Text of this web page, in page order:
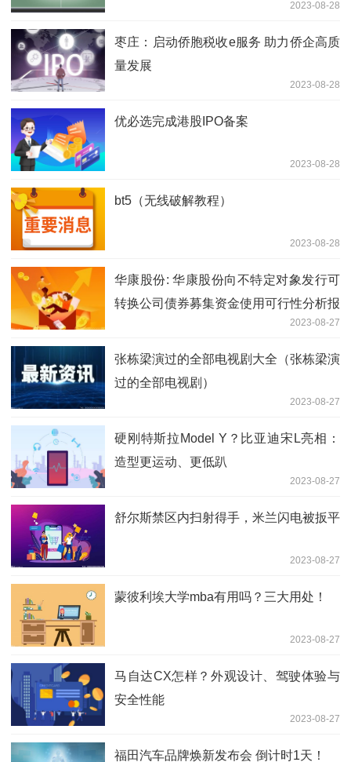
2023-08-28
枣庄：启动侨胞税收e服务 助力侨企高质
量发展
2023-08-28
优必选完成港股IPO备案
2023-08-28
bt5（无线破解教程）
2023-08-28
华康股份: 华康股份向不特定对象发行可
转换公司债券募集资金使用可行性分析报
2023-08-27
张栋梁演过的全部电视剧大全（张栋梁演
过的全部电视剧）
2023-08-27
硬刚特斯拉Model Y？比亚迪宋L亮相：
造型更运动、更低趴
2023-08-27
舒尔斯禁区内扫射得手，米兰闪电被扳平
2023-08-27
蒙彼利埃大学mba有用吗？三大用处！
2023-08-27
马自达CX怎样？外观设计、驾驶体验与
安全性能
2023-08-27
福田汽车品牌焕新发布会 倒计时1天！